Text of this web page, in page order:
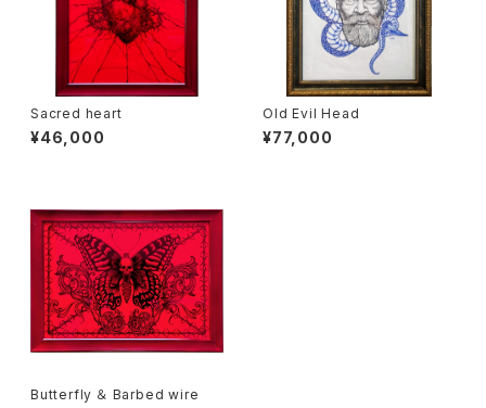
Sacred heart
¥46,000
Old Evil Head
¥77,000
Butterfly ＆ Barbed wire